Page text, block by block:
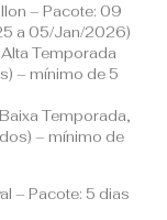
– Pacote: 09
a 05/Jan/2026)
Temporada
– mínimo de 5
Temporada,
– mínimo de
– Pacote: 5 dias